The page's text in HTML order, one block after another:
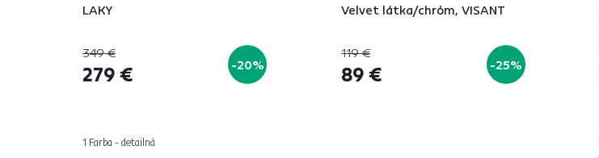
LAKY
349 €
279 € -20%
1 Farba - detailná
Velvet látka/chróm, VISANT
119 €
89 € -25%